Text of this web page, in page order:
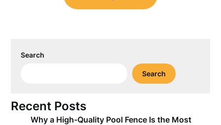
Search
Search
Recent Posts
Why a High-Quality Pool Fence Is the Most